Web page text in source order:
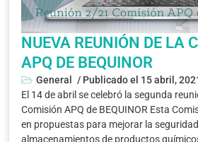
NUEVA REUNIÓN DE LA
APQ DE BEQUINOR
General / Publicado el 15 abril,
El 14 de abril se celebró la segunda
Comisión APQ de BEQUINOR Esta
en propuestas para mejorar la
almacenamientos de productos